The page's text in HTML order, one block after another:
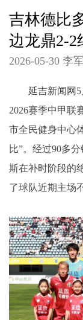
吉林德比
边龙鼎2-2
2026-05-30 李
延吉新闻网5月
2026赛季中甲联
市全民健身中心
比”。经过90多
斯在补时阶段的
了球队近期主场